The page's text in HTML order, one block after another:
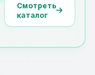
Смотреть
каталог